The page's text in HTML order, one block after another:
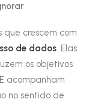
crescem com
de dados. Elas
os objetivos
acompanham
no sentido de